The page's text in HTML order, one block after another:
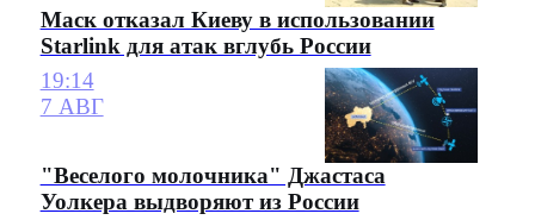
Маск отказал Киеву в использовании
Starlink для атак вглубь России
19:14
7 АВГ
"Веселого молочника" Джастаса
Уолкера выдворяют из России